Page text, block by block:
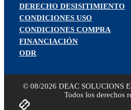
DERECHO DESISITIMIENTO
CONDICIONES USO
CONDICIONES COMPRA
FINANCIACIÓN
ODR
© 08/2026 DEAC SOLUCIONS
Todos los derechos